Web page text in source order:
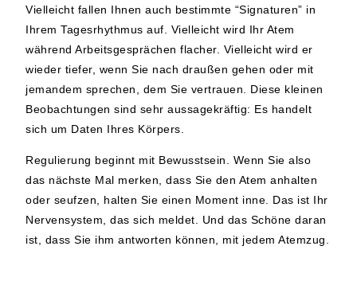
Vielleicht fallen Ihnen auch bestimmte “Signaturen” in
Ihrem Tagesrhythmus auf. Vielleicht wird Ihr Atem
während Arbeitsgesprächen flacher. Vielleicht wird er
wieder tiefer, wenn Sie nach draußen gehen oder mit
jemandem sprechen, dem Sie vertrauen. Diese kleinen
Beobachtungen sind sehr aussagekräftig: Es handelt
sich um Daten Ihres Körpers.
Regulierung beginnt mit Bewusstsein. Wenn Sie also
das nächste Mal merken, dass Sie den Atem anhalten
oder seufzen, halten Sie einen Moment inne. Das ist Ihr
Nervensystem, das sich meldet. Und das Schöne daran
ist, dass Sie ihm antworten können, mit jedem Atemzug.